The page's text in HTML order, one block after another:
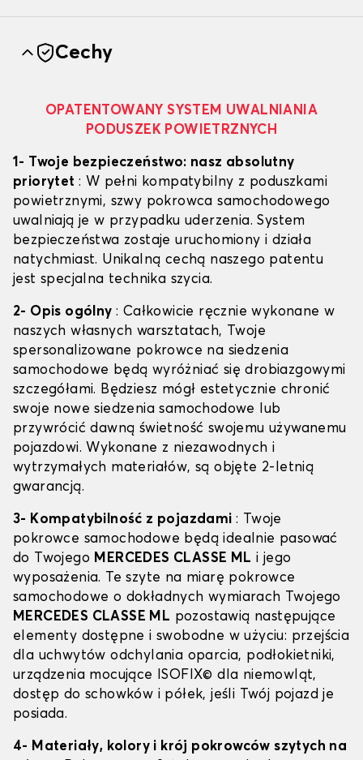
Cechy
OPATENTOWANY SYSTEM UWALNIANIA
PODUSZEK POWIETRZNYCH
1- Twoje bezpieczeństwo: nasz absolutny
priorytet: W pełni kompatybilny z poduszkami
powietrznymi, szwy pokrowca samochodowego
uwalniają je w przypadku uderzenia. System
bezpieczeństwa zostaje uruchomiony i działa
natychmiast. Unikalną cechą naszego patentu
jest specjalna technika szycia.
2- Opis ogólny : Całkowicie ręcznie wykonane w
naszych własnych warsztatach, Twoje
spersonalizowane pokrowce na siedzenia
samochodowe będą wyróżniać się drobiazgowymi
szczegółami. Będziesz mógł estetycznie chronić
swoje nowe siedzenia samochodowe lub
przywrócić dawną świetność swojemu używanemu
pojazdowi. Wykonane z niezawodnych i
wytrzymałych materiałów, są objęte 2-letnią
gwarancją.
3- Kompatybilność z pojazdami : Twoje
pokrowce samochodowe będą idealnie pasować
do Twojego MERCEDES CLASSE ML i jego
wyposażenia. Te szyte na miarę pokrowce
samochodowe o dokładnych wymiarach Twojego
MERCEDES CLASSE ML pozostawią następujące
elementy dostępne i swobodne w użyciu: przejścia
dla uchwytów odchylania oparcia, podłokietniki,
urządzenia mocujące ISOFIX© dla niemowląt,
dostęp do schowków i półek, jeśli Twój pojazd je
posiada.
4- Materiały, kolory i krój pokrowców szytych na